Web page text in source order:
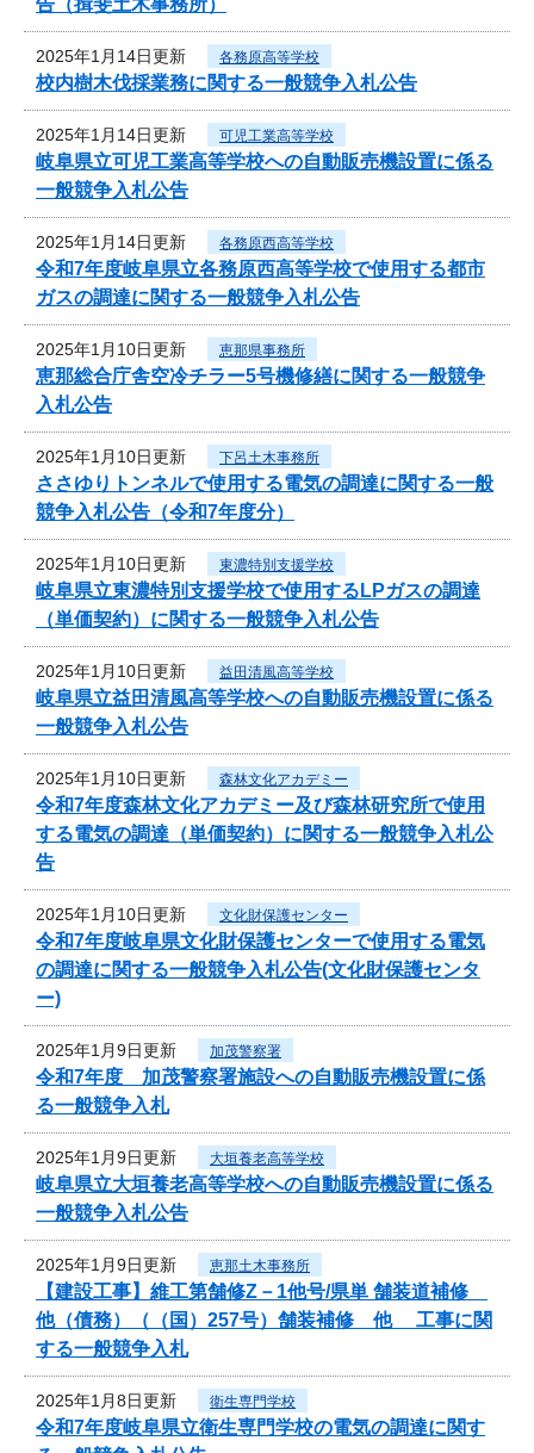
2025年1月14日更新 各務原高等学校
校内樹木伐採業務に関する一般競争入札公告
2025年1月14日更新 可児工業高等学校
岐阜県立可児工業高等学校への自動販売機設置に係る
一般競争入札公告
2025年1月14日更新 各務原西高等学校
令和7年度岐阜県立各務原西高等学校で使用する都市
ガスの調達に関する一般競争入札公告
2025年1月10日更新 恵那県事務所
恵那総合庁舎空冷チラー5号機修繕に関する一般競争
入札公告
2025年1月10日更新 下呂土木事務所
ささゆりトンネルで使用する電気の調達に関する一般
競争入札公告（令和7年度分）
2025年1月10日更新 東濃特別支援学校
岐阜県立東濃特別支援学校で使用するLPガスの調達
（単価契約）に関する一般競争入札公告
2025年1月10日更新 益田清風高等学校
岐阜県立益田清風高等学校への自動販売機設置に係る
一般競争入札公告
2025年1月10日更新 森林文化アカデミー
令和7年度森林文化アカデミー及び森林研究所で使用
する電気の調達（単価契約）に関する一般競争入札公
告
2025年1月10日更新 文化財保護センター
令和7年度岐阜県文化財保護センターで使用する電気
の調達に関する一般競争入札公告(文化財保護センタ
ー)
2025年1月9日更新 加茂警察署
令和7年度 加茂警察署施設への自動販売機設置に係
る一般競争入札
2025年1月9日更新 大垣養老高等学校
岐阜県立大垣養老高等学校への自動販売機設置に係る
一般競争入札公告
2025年1月9日更新 恵那土木事務所
【建設工事】維工第舗修Z－1他号/県単 舗装道補修
他（債務）（（国）257号）舗装補修 他 工事に関
する一般競争入札
2025年1月8日更新 衛生専門学校
令和7年度岐阜県立衛生専門学校の電気の調達に関す